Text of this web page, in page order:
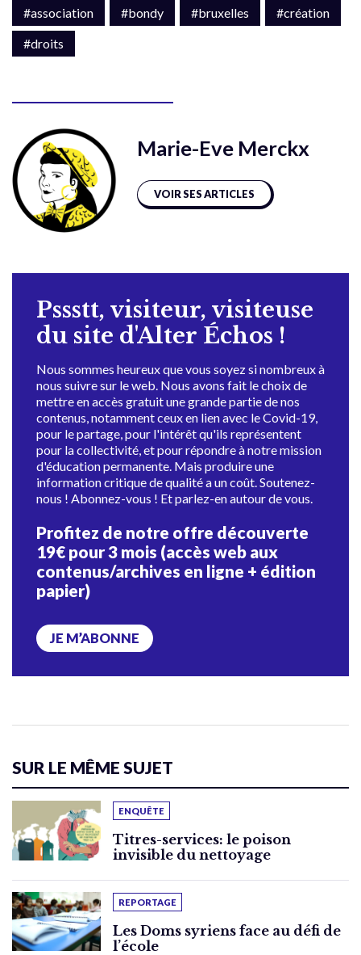
#association #bondy #bruxelles
#création
#droits
Marie-Eve Merckx
VOIR SES ARTICLES
Pssstt, visiteur, visiteuse
du site d'Alter Échos !
Nous sommes heureux que vous soyez si nombreux à
nous suivre sur le web. Nous avons fait le choix de
mettre en accès gratuit une grande partie de nos
contenus, notamment ceux en lien avec le Covid-19,
pour le partage, pour l'intérêt qu'ils représentent
pour la collectivité, et pour répondre à notre mission
d'éducation permanente. Mais produire une
information critique de qualité a un coût. Soutenez-
nous ! Abonnez-vous ! Et parlez-en autour de vous.
Profitez de notre offre découverte
19€ pour 3 mois (accès web aux
contenus/archives en ligne + édition
papier)
JE M’ABONNE
SUR LE MÊME SUJET
ENQUÊTE
Titres-services: le poison
invisible du nettoyage
REPORTAGE
Les Doms syriens face au défi de
l’école